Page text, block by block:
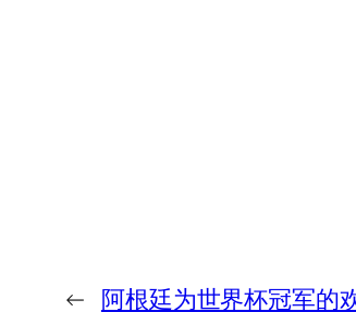
← 阿根廷为世界杯冠军的